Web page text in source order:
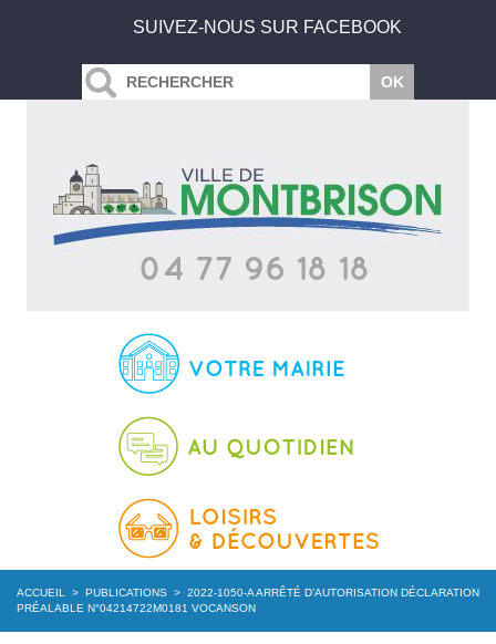
SUIVEZ-NOUS SUR FACEBOOK
ACCUEIL > PUBLICATIONS > 2022-1050-A ARRÊTÉ D’AUTORISATION DÉCLARATION
PRÉALABLE N°04214722M0181 VOCANSON